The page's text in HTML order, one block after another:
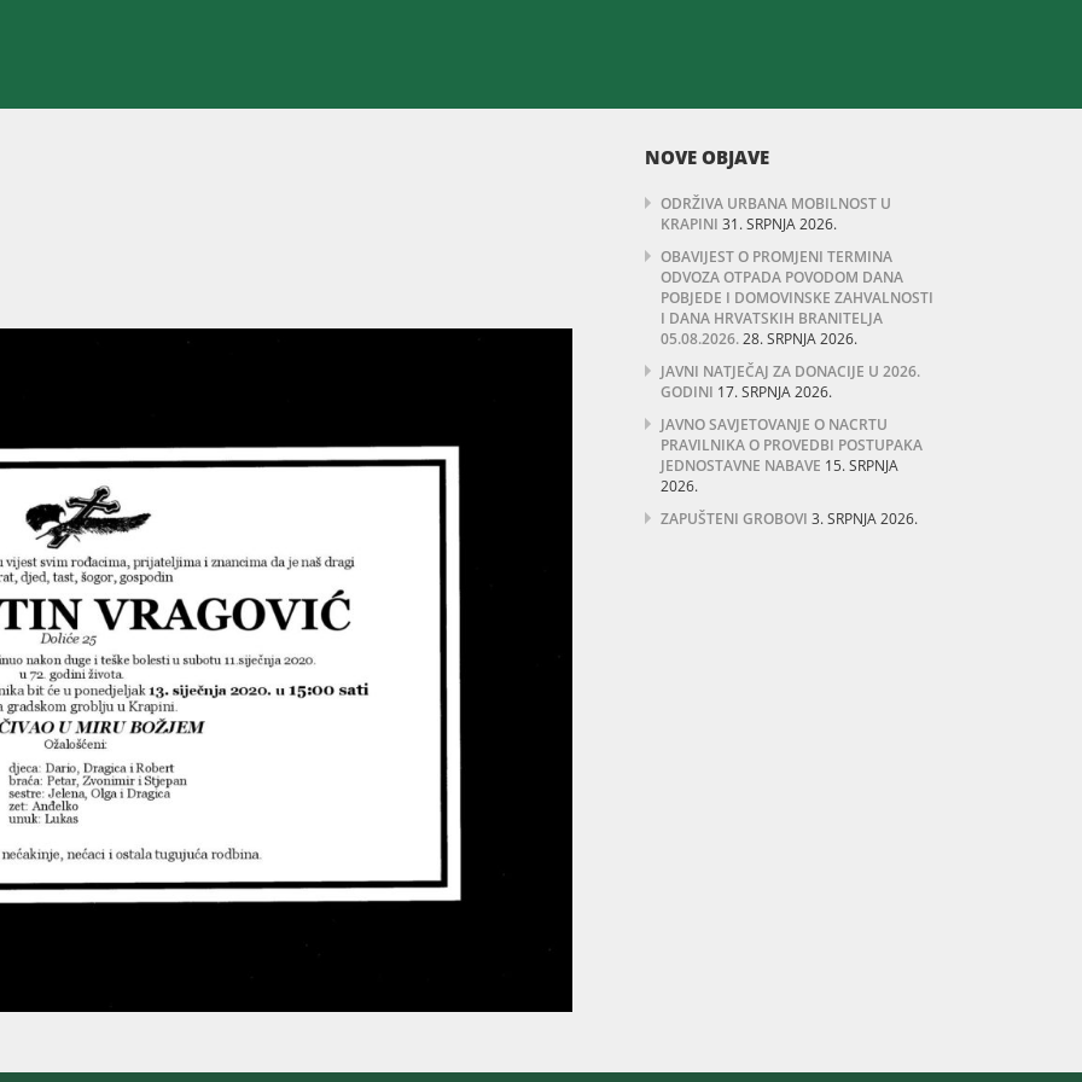
NOVE OBJAVE
ODRŽIVA URBANA MOBILNOST U
KRAPINI 31. SRPNJA 2026.
OBAVIJEST O PROMJENI TERMINA
ODVOZA OTPADA POVODOM DANA
POBJEDE I DOMOVINSKE ZAHVALNOSTI
I DANA HRVATSKIH BRANITELJA
05.08.2026.28. SRPNJA 2026.
JAVNI NATJEČAJ ZA DONACIJE U 2026.
GODINI 17. SRPNJA 2026.
JAVNO SAVJETOVANJE O NACRTU
PRAVILNIKA O PROVEDBI POSTUPAKA
JEDNOSTAVNE NABAVE 15. SRPNJA
2026.
ZAPUŠTENI GROBOVI 3. SRPNJA 2026.